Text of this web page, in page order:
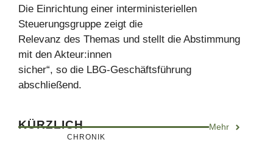
Die Einrichtung einer interministeriellen
Steuerungsgruppe zeigt die
Relevanz des Themas und stellt die Abstimmung
mit den Akteur:innen
sicher“, so die LBG-Geschäftsführung
abschließend.
KÜRZLICH Mehr
CHRONIK